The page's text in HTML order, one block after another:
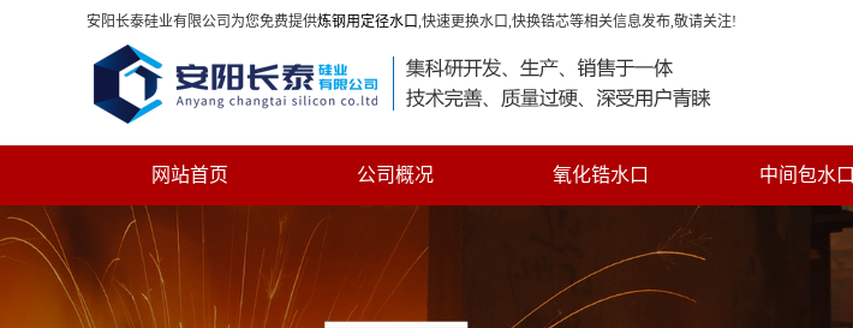
安阳长泰硅业有限公司为您免费提供炼钢用定径水口,快速更换水口,快换锆芯等相关信息发布,敬请关注!
网站首页 公司概况 氧化锆水口 中间包水口
联系我们